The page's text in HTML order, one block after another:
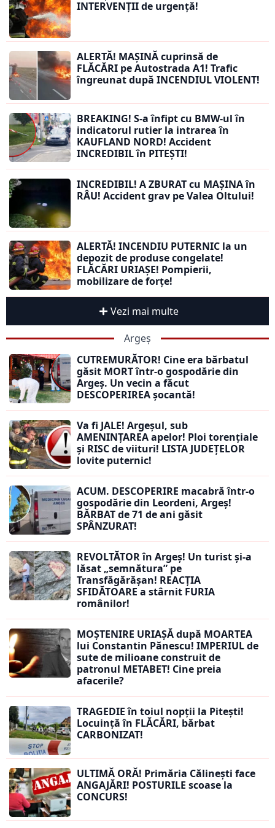
INTERVENȚII de urgență!
ALERTĂ! MAȘINĂ cuprinsă de
FLĂCĂRI pe Autostrada A1! Trafic
îngreunat după INCENDIUL VIOLENT!
BREAKING! S-a înfipt cu BMW-ul în
indicatorul rutier la intrarea în
KAUFLAND NORD! Accident
INCREDIBIL în PITEȘTI!
INCREDIBIL! A ZBURAT cu MAȘINA în
RÂU! Accident grav pe Valea Oltului!
ALERTĂ! INCENDIU PUTERNIC la un
depozit de produse congelate!
FLĂCĂRI URIAȘE! Pompierii,
mobilizare de forțe!
Vezi mai multe
Argeș
CUTREMURĂTOR! Cine era bărbatul
găsit MORT într-o gospodărie din
Argeș. Un vecin a făcut
DESCOPERIREA șocantă!
Va fi JALE! Argeșul, sub
AMENINȚAREA apelor! Ploi torențiale
și RISC de viituri! LISTA JUDEȚELOR
lovite puternic!
ACUM. DESCOPERIRE macabră într-o
gospodărie din Leordeni, Argeș!
BĂRBAT de 71 de ani găsit
SPÂNZURAT!
REVOLTĂTOR în Argeș! Un turist și-a
lăsat „semnătura” pe
Transfăgărășan! REACȚIA
SFIDĂTOARE a stârnit FURIA
românilor!
MOȘTENIRE URIAȘĂ după MOARTEA
lui Constantin Pănescu! IMPERIUL de
sute de milioane construit de
patronul METABET! Cine preia
afacerile?
TRAGEDIE în toiul nopții la Pitești!
Locuință în FLĂCĂRI, bărbat
CARBONIZAT!
ULTIMĂ ORĂ! Primăria Călinești face
ANGAJĂRI! POSTURILE scoase la
CONCURS!